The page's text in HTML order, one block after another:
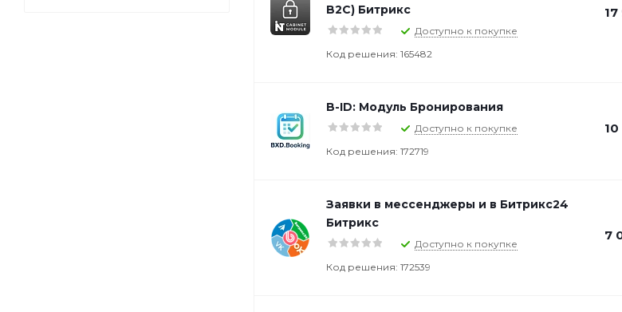
B2C) Битрикс
Доступно к покупке
Код решения: 165482
B-ID: Модуль Бронирования
Доступно к покупке
Код решения: 172719
Заявки в мессенджеры и в Битрикс24
Битрикс
Доступно к покупке
Код решения: 172539
7